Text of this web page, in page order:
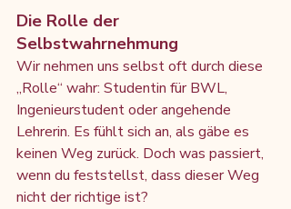
Die Rolle der
Selbstwahrnehmung
Wir nehmen uns selbst oft durch diese
„Rolle“ wahr: Studentin für BWL,
Ingenieurstudent oder angehende
Lehrerin. Es fühlt sich an, als gäbe es
keinen Weg zurück. Doch was passiert,
wenn du feststellst, dass dieser Weg
nicht der richtige ist?